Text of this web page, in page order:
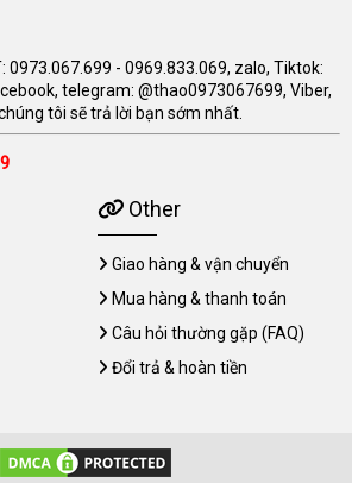
0973.067.699 - 0969.833.069, zalo, Tiktok:
telegram: @thao0973067699, Viber,
tôi sẽ trả lời bạn sớm nhất.
Other
Giao hàng & vận chuyển
Mua hàng & thanh toán
Câu hỏi thường gặp (FAQ)
Đổi trả & hoàn tiền